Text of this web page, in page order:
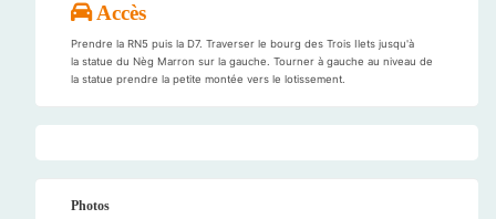
Accès
Prendre la RN5 puis la D7. Traverser le bourg des Trois Ilets jusqu'à
la statue du Nèg Marron sur la gauche. Tourner à gauche au niveau de
la statue prendre la petite montée vers le lotissement.
Photos